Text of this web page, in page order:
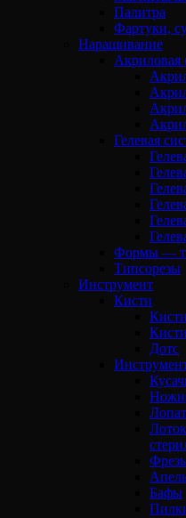
Палитра
Фартуки,
Наращивание
Акриловая
Гелевая
Формы —
Типсорезы
Инструмент
Кисти
Дотс
Бафы